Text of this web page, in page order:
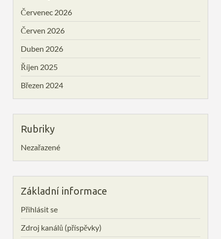
Červenec 2026
Červen 2026
Duben 2026
Říjen 2025
Březen 2024
Rubriky
Nezařazené
Základní informace
Přihlásit se
Zdroj kanálů (příspěvky)